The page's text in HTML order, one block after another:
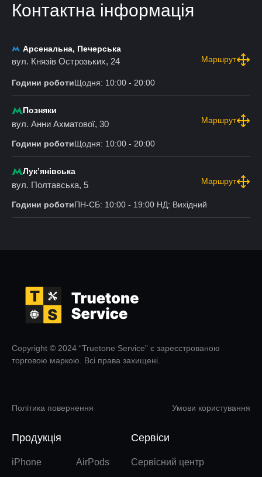
Контактна інформація
Арсенальна, Печерська
вул. Князів Острозьких, 24 Маршрут
Години роботиЩодня: 10:00 - 20:00
Позняки
вул. Анни Ахматової, 30 Маршрут
Години роботиЩодня: 10:00 - 20:00
Лукʼянівська
вул. Полтавська, 5 Маршрут
Години роботиПН-СБ: 10:00 - 19:00 НД: Вихідний
Copyright © 2024 “Truetone Service” є зареєстрованою
торговою маркою. Всі права захищені.
Політика повернення Умови користування
Продукція
iPhone AirPods
Сервіси
Сервісний центр